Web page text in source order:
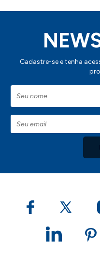
Cadastre-se e tenha